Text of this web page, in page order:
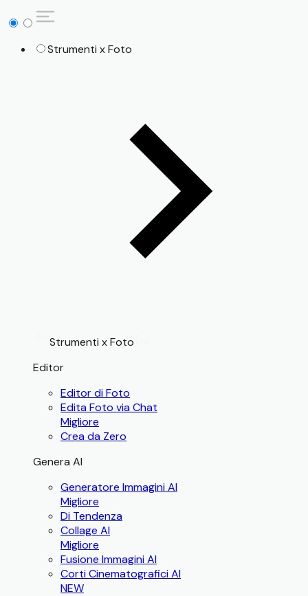
Strumenti x Foto
Strumenti x Foto
Editor
Editor di Foto
Edita Foto via Chat
Migliore
Crea da Zero
Genera AI
Generatore Immagini AI
Migliore
Di Tendenza
Collage AI
Migliore
Fusione Immagini AI
Corti Cinematografici AI
NEW